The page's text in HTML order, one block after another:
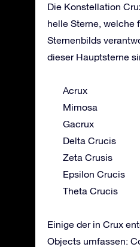
Die Konstellation
helle Sterne, welche
Sternenbilds
dieser Hauptsterne
Acrux
Mimosa
Gacrux
Delta Crucis
Zeta Crusis
Epsilon Crucis
Theta Crucis
Einige der in Crux
Objects umfassen: